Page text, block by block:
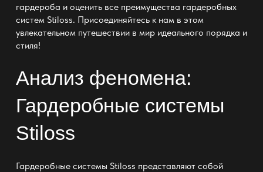
гардероба и оценить все преимущества гардеробных
систем Stiloss. Присоединяйтесь к нам в этом
увлекательном путешествии в мир идеального порядка и
стиля!
Анализ феномена:
Гардеробные системы
Stiloss
Гардеробные системы Stiloss представляют собой